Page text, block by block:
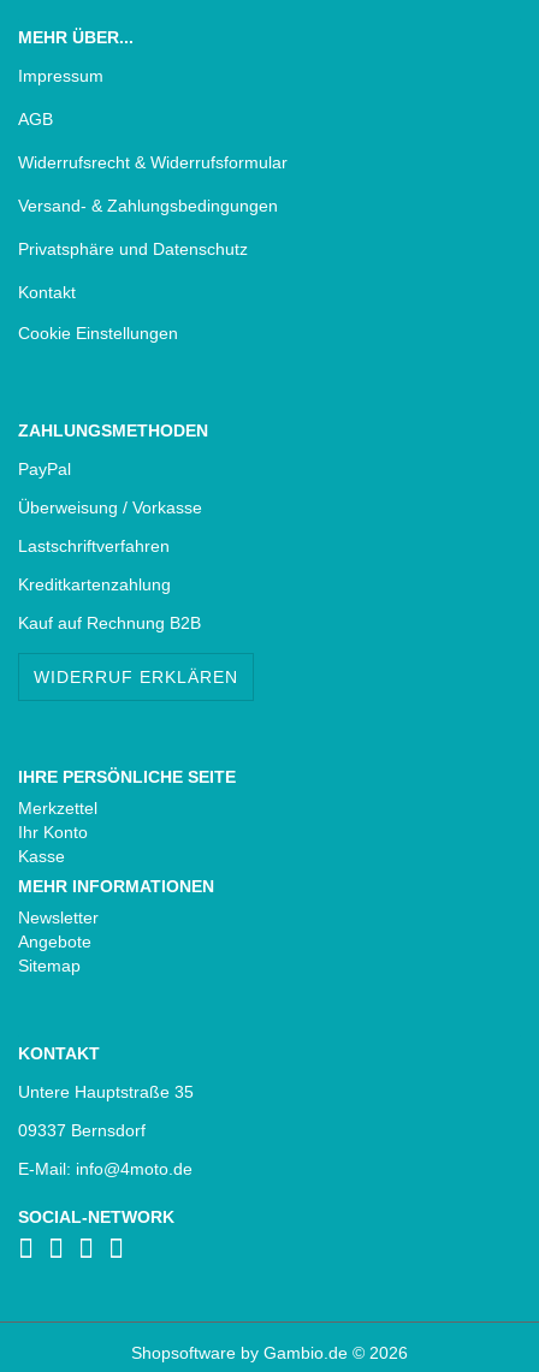
MEHR ÜBER...
Impressum
AGB
Widerrufsrecht & Widerrufsformular
Versand- & Zahlungsbedingungen
Privatsphäre und Datenschutz
Kontakt
Cookie Einstellungen
ZAHLUNGSMETHODEN
PayPal
Überweisung / Vorkasse
Lastschriftverfahren
Kreditkartenzahlung
Kauf auf Rechnung B2B
WIDERRUF ERKLÄREN
IHRE PERSÖNLICHE SEITE
Merkzettel
Ihr Konto
Kasse
MEHR INFORMATIONEN
Newsletter
Angebote
Sitemap
KONTAKT
Untere Hauptstraße 35
09337 Bernsdorf
E-Mail: info@4moto.de
SOCIAL-NETWORK
Shopsoftware by Gambio.de © 2026